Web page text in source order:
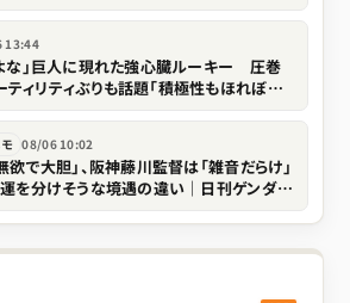
13:44
な」巨人に現れた強心臓ルーキー 圧巻
ィリティぶりも話題「積極性もほれぼれ
08/06 10:02
で大胆」、阪神藤川監督は「雑音だらけ」
を分けそうな境遇の違い｜日刊ゲンダイ